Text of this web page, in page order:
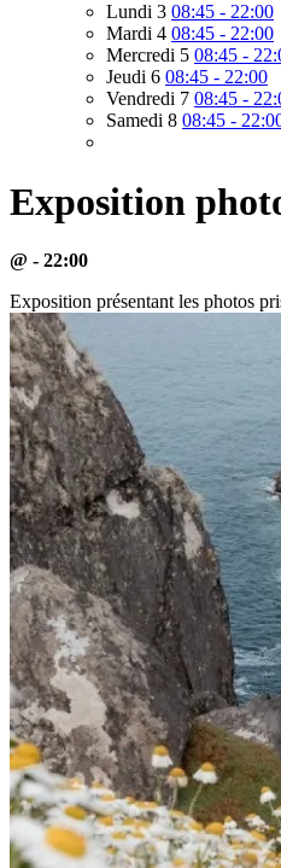
Lundi 3 08:45 - 22:00
Mardi 4 08:45 - 22:00
Mercredi 5 08:45 -
Jeudi 6 08:45 - 22:00
Vendredi 7 08:45 -
Samedi 8 08:45 -
Exposition
@ - 22:00
Exposition présentant les photos